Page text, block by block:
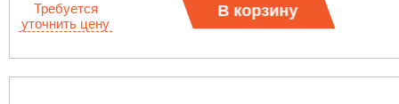
Требуется
уточнить цену
В корзину